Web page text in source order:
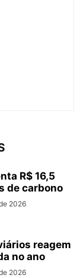
R$ 16,5
de carbono
2026
reagem
no ano
2026